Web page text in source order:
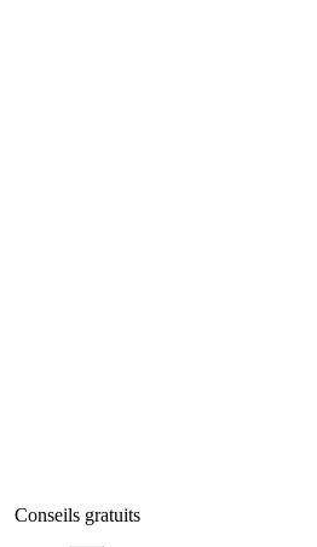
Conseils gratuits